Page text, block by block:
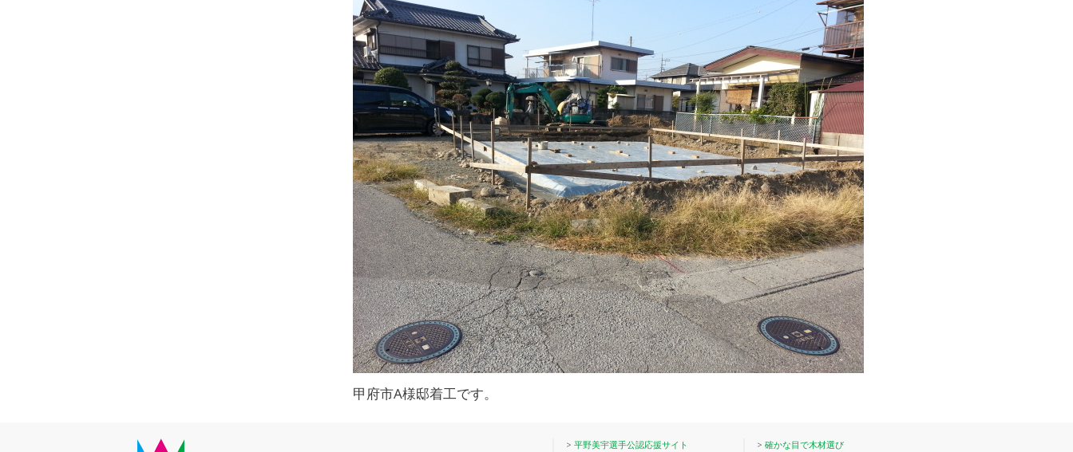
甲府市A様邸着工です。
> 平野美宇選手公認応援サイト > 確かな目で木材選び